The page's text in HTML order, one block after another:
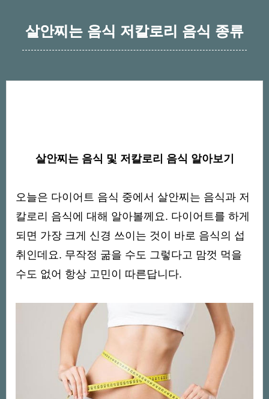
살안찌는 음식 저칼로리 음식 종류
살안찌는 음식 및 저칼로리 음식 알아보기
오늘은 다이어트 음식 중에서 살안찌는 음식과 저
칼로리 음식에 대해 알아볼께요. 다이어트를 하게
되면 가장 크게 신경 쓰이는 것이 바로 음식의 섭
취인데요. 무작정 굶을 수도 그렇다고 맘껏 먹을
수도 없어 항상 고민이 따른답니다.